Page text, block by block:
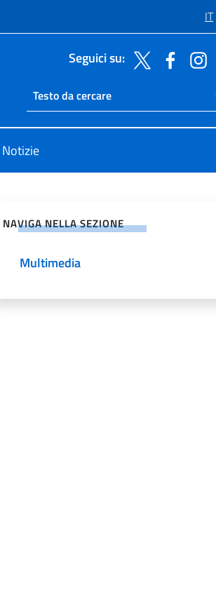
IT
Seguici su:
Ricerca sito live
Cerca nel sito
Notizie
NAVIGA NELLA SEZIONE
Multimedia